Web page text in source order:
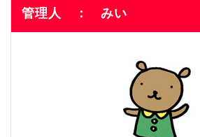
管理人 ： みい